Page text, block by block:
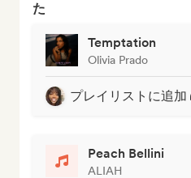
た
Temptation
Olivia Prado
プレイリストに追加
Peach Bellini
ALIAH